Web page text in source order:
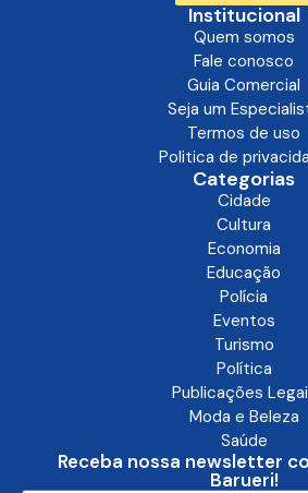
Institucional
Quem somos
Fale conosco
Guia Comercial
Seja um
Termos de uso
Politica de
Categorias
Cidade
Cultura
Economia
Educação
Polícia
Eventos
Turismo
Política
Publicações
Moda e Beleza
Saúde
Receba nossa newsletter
Barueri!